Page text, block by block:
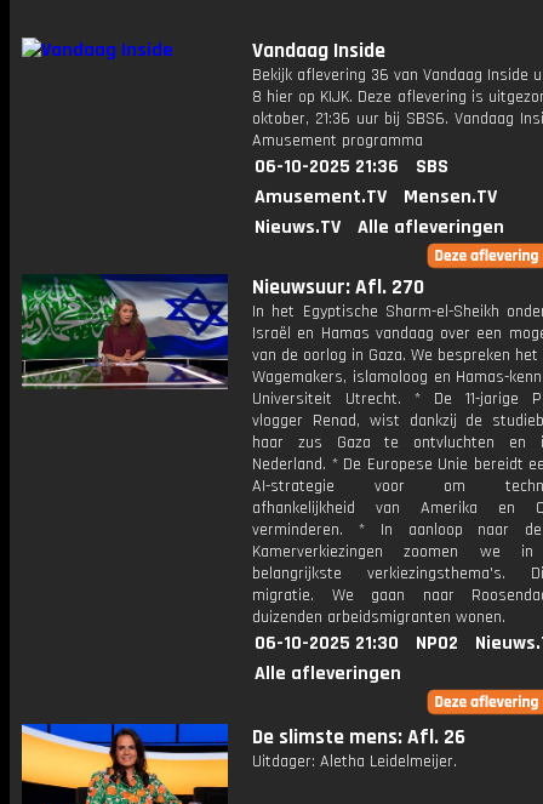
Vandaag Inside
Bekijk aflevering 36 van Vandaag Inside
8 hier op KIJK. Deze aflevering is
oktober, 21:36 uur bij SBS6. Vandaag
Amusement programma
06-10-2025 21:36
SBS
Amusement.TV
Mensen.TV
Nieuws.TV
Alle afleveringen
Nieuwsuur: Afl. 270
In het Egyptische Sharm-el-Sheikh
Israël en Hamas vandaag over een
van de oorlog in Gaza. We bespreken
Wagemakers, islamoloog en Hamas-
Universiteit Utrecht. * De 11-jarige
vlogger Renad, wist dankzij de
haar zus Gaza te ontvluchten
Nederland. * De Europese Unie bereidt
AI-strategie voor om
afhankelijkheid van Amerika en
verminderen. * In aanloop naar de
Kamerverkiezingen zoomen we
belangrijkste verkiezingsthema's.
migratie. We gaan naar
duizenden arbeidsmigranten wonen.
06-10-2025 21:30 NPO2
Alle afleveringen
De slimste mens: Afl. 26
Uitdager: Aletha Leidelmeijer.